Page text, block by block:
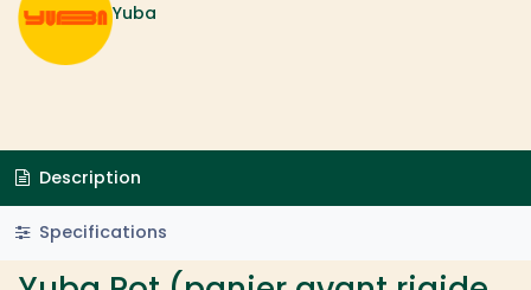
Yuba
Description
Specifications